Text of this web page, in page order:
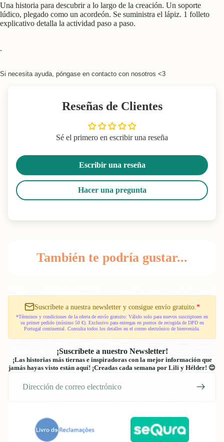
Una historia para descubrir a lo largo de la creación. Un soporte
lúdico, plegado como un acordeón. Se suministra el lápiz. 1 folleto
explicativo detalla la actividad paso a paso.
.
Si necesita ayuda, póngase en contacto con nosotros <3
Reseñas de Clientes
Sé el primero en escribir una reseña
Escribir una reseña
Hacer una pregunta
También te podría gustar...
Suscríbete a nuestra newsletter y consigue envío gratuito.*
*Términos y condiciones de la oferta de envío gratuito: Válido solo para nuevos suscriptores en
su primer pedido (mínimo 50 €). Exclusivo para entregas en puntos de recogida de DPD en
Portugal continental. Consulta todos los detalles en el correo electrónico de bienvenida.
¡Suscríbete a nuestro Newsletter!
¡Las historias más tiernas e inspiradoras con la mejor información que
jamás hayas visto están aquí! ¡Creadas cada semana por Lili y Hélder! 😊
electrónico